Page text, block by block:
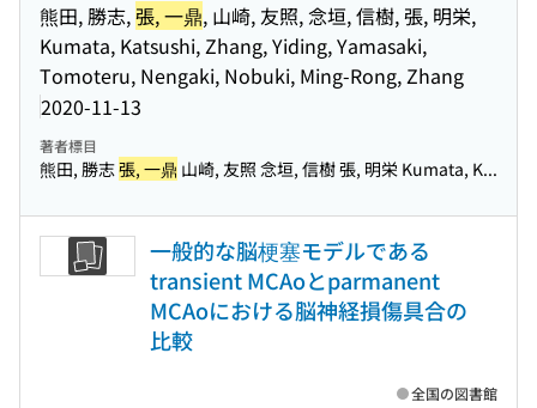
熊田, 勝志,張, 一鼎, 山崎, 友照, 念垣, 信樹, 張, 明栄,
Kumata, Katsushi, Zhang, Yiding, Yamasaki,
Tomoteru, Nengaki, Nobuki, Ming-Rong, Zhang
2020-11-13
著者標目
熊田, 勝志張, 一鼎 山崎, 友照 念垣, 信樹 張, 明栄 Kumata, K...
一般的な脳梗塞モデルである
transient MCAoとparmanent
MCAoにおける脳神経損傷具合の
比較
全国の図書館